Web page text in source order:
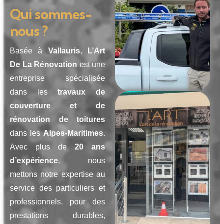
Qui sommes-
nous ?
Basée à Vallauris,
L’Art
De La Rénovation est une
entreprise spécialisée
dans lestravaux de
couverture et de
rénovation de toitures
dans lesAlpes-Maritimes.
Avec plus de 20 ans
d’expérience, nous
mettons notre expertise au
service des particuliers et
professionnels, pour des
prestations durables,